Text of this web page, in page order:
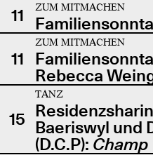
11
ZUM MITMACHEN
11
ZUM MITMACHEN
Rebecca
15
TANZ
Baeriswyl und
(D.C.P): Champ